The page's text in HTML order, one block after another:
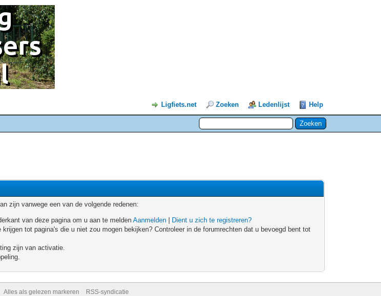
Ligfiets.net Zoeken Ledenlijst Help
zijn vanwege een van de volgende redenen:
van deze pagina om u aan te meldenAanmelden
Dient u zich te registreren?
tot pagina's die u niet zou mogen bekijken? Controleer in de forumrechten dat u bevoegd bent tot
zijn van activatie.
Alles als gelezen markeren RSS-syndicatie